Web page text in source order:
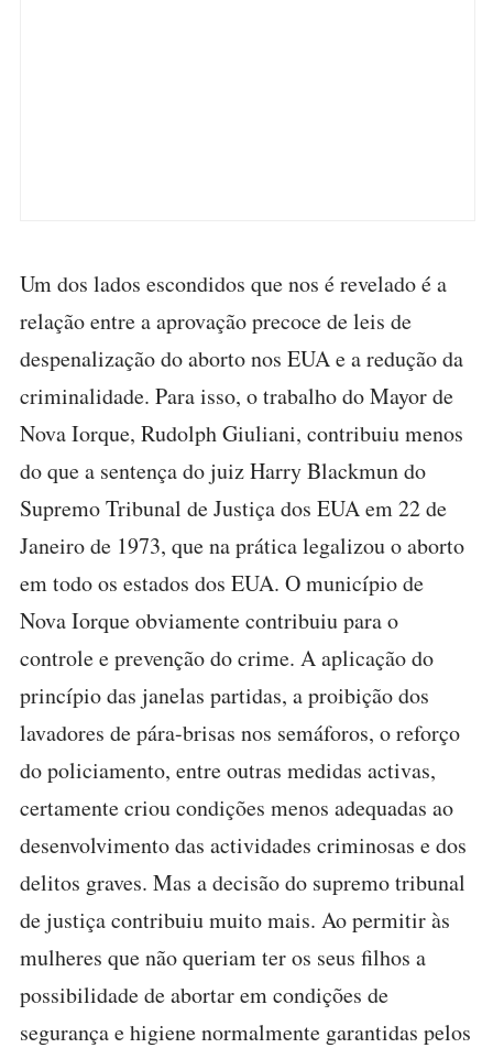
Um dos lados escondidos que nos é revelado é a
relação entre a aprovação precoce de leis de
despenalização do aborto nos EUA e a redução da
criminalidade. Para isso, o trabalho do Mayor de
Nova Iorque, Rudolph Giuliani, contribuiu menos
do que a sentença do juiz Harry Blackmun do
Supremo Tribunal de Justiça dos EUA em 22 de
Janeiro de 1973, que na prática legalizou o aborto
em todo os estados dos EUA. O município de
Nova Iorque obviamente contribuiu para o
controle e prevenção do crime. A aplicação do
princípio das janelas partidas, a proibição dos
lavadores de pára-brisas nos semáforos, o reforço
do policiamento, entre outras medidas activas,
certamente criou condições menos adequadas ao
desenvolvimento das actividades criminosas e dos
delitos graves. Mas a decisão do supremo tribunal
de justiça contribuiu muito mais. Ao permitir às
mulheres que não queriam ter os seus filhos a
possibilidade de abortar em condições de
segurança e higiene normalmente garantidas pelos